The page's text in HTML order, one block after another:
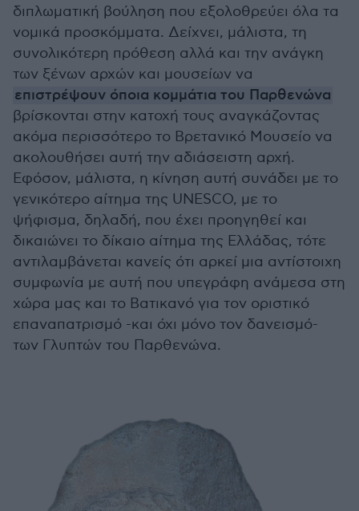
διπλωματική βούληση που εξολοθρεύει όλα τα
νομικά προσκόμματα. Δείχνει, μάλιστα, τη
συνολικότερη πρόθεση αλλά και την ανάγκη
των ξένων αρχών και μουσείων να
επιστρέψουν όποια κομμάτια του Παρθενώνα
βρίσκονται στην κατοχή τους αναγκάζοντας
ακόμα περισσότερο το Βρετανικό Μουσείο να
ακολουθήσει αυτή την αδιάσειστη αρχή.
Εφόσον, μάλιστα, η κίνηση αυτή συνάδει με το
γενικότερο αίτημα της UNESCO, με το
ψήφισμα, δηλαδή, που έχει προηγηθεί και
δικαιώνει το δίκαιο αίτημα της Ελλάδας, τότε
αντιλαμβάνεται κανείς ότι αρκεί μια αντίστοιχη
συμφωνία με αυτή που υπεγράφη ανάμεσα στη
χώρα μας και το Βατικανό για τον οριστικό
επαναπατρισμό -και όχι μόνο τον δανεισμό-
των Γλυπτών του Παρθενώνα.